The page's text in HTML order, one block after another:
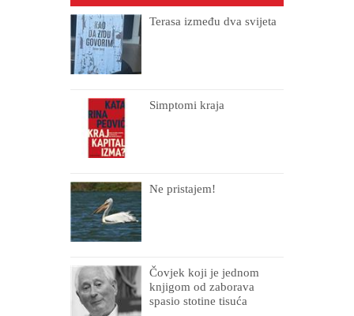
Terasa između dva svijeta
Simptomi kraja
Ne pristajem!
Čovjek koji je jednom
knjigom od zaborava
spasio stotine tisuća